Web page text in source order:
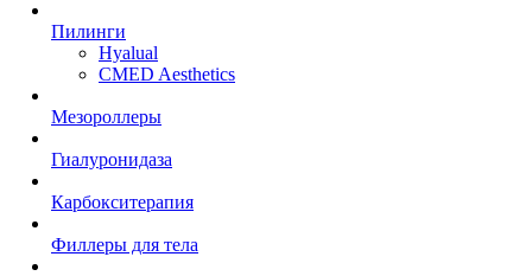
Пилинги
Hyalual
CMED Aesthetics
Мезороллеры
Гиалуронидаза
Карбокситерапия
Филлеры для тела